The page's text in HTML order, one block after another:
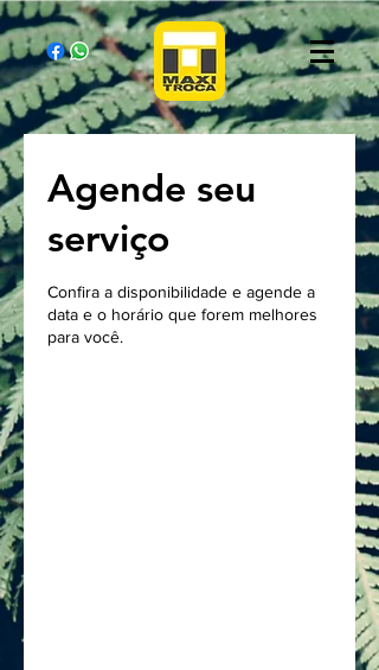
Agende seu
serviço
Confira a disponibilidade e agende a
data e o horário que forem melhores
para você.